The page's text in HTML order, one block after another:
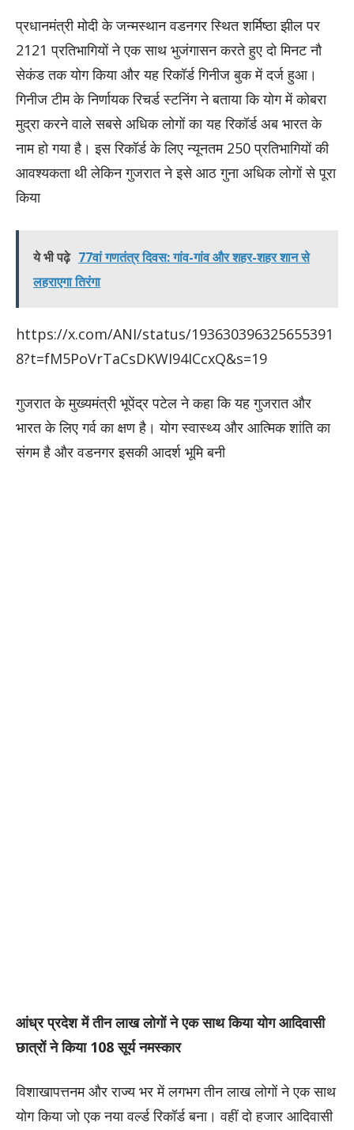
प्रधानमंत्री मोदी के जन्मस्थान वडनगर स्थित शर्मिष्ठा झील पर
2121 प्रतिभागियों ने एक साथ भुजंगासन करते हुए दो मिनट नौ
सेकंड तक योग किया और यह रिकॉर्ड गिनीज बुक में दर्ज हुआ।
गिनीज टीम के निर्णायक रिचर्ड स्टनिंग ने बताया कि योग में कोबरा
मुद्रा करने वाले सबसे अधिक लोगों का यह रिकॉर्ड अब भारत के
नाम हो गया है। इस रिकॉर्ड के लिए न्यूनतम 250 प्रतिभागियों की
आवश्यकता थी लेकिन गुजरात ने इसे आठ गुना अधिक लोगों से पूरा
किया
ये भी पढ़े 77वां गणतंत्र दिवस: गांव-गांव और शहर-शहर शान से
लहराएगा तिरंगा
https://x.com/ANI/status/193630396325655391
8?t=fM5PoVrTaCsDKWI94ICcxQ&s=19
गुजरात के मुख्यमंत्री भूपेंद्र पटेल ने कहा कि यह गुजरात और
भारत के लिए गर्व का क्षण है। योग स्वास्थ्य और आत्मिक शांति का
संगम है और वडनगर इसकी आदर्श भूमि बनी
आंध्र प्रदेश में तीन लाख लोगों ने एक साथ किया योग आदिवासी
छात्रों ने किया 108 सूर्य नमस्कार
विशाखापत्तनम और राज्य भर में लगभग तीन लाख लोगों ने एक साथ
योग किया जो एक नया वर्ल्ड रिकॉर्ड बना। वहीं दो हजार आदिवासी